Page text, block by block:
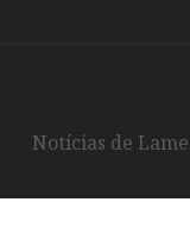
Notícias de